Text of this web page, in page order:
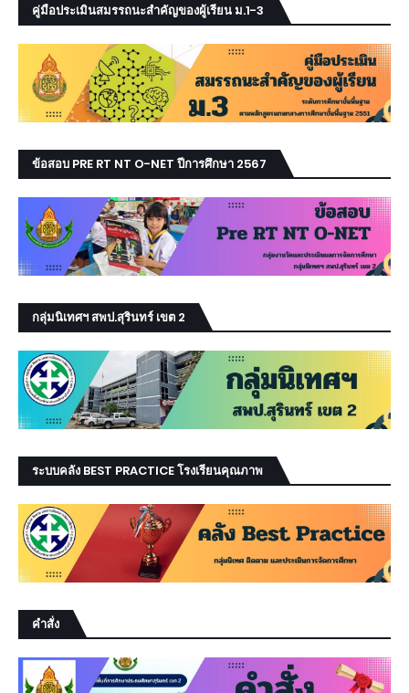
คู่มือประเมินสมรรถนะสำคัญของผู้เรียน ม.1-3
ข้อสอบ PRE RT NT O-NET ปีการศึกษา 2567
กลุ่มนิเทศฯ สพป.สุรินทร์ เขต 2
ระบบคลัง BEST PRACTICE โรงเรียนคุณภาพ
คำสั่ง